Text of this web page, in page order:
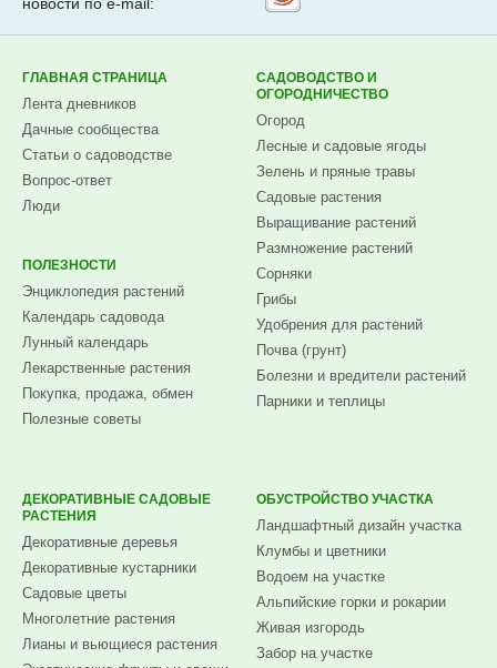
ГЛАВНАЯ СТРАНИЦА
Лента дневников
Дачные сообщества
Статьи о садоводстве
Вопрос-ответ
Люди
ПОЛЕЗНОСТИ
Энциклопедия растений
Календарь садовода
Лунный календарь
Лекарственные растения
Покупка, продажа, обмен
Полезные советы
САДОВОДСТВО И
ОГОРОДНИЧЕСТВО
Огород
Лесные и садовые ягоды
Зелень и пряные травы
Садовые растения
Выращивание растений
Размножение растений
Сорняки
Грибы
Удобрения для растений
Почва (грунт)
Болезни и вредители растений
Парники и теплицы
ДЕКОРАТИВНЫЕ САДОВЫЕ
РАСТЕНИЯ
Декоративные деревья
Декоративные кустарники
Садовые цветы
Многолетние растения
Лианы и вьющиеся растения
ОБУСТРОЙСТВО УЧАСТКА
Ландшафтный дизайн участка
Клумбы и цветники
Водоем на участке
Альпийские горки и рокарии
Живая изгородь
Забор на участке